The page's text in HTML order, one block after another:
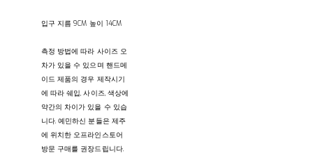
입구 지름 9CM 높이 14CM
측정 방법에 따라 사이즈 오
차가 있을 수 있으며 핸드메
이드 제품의 경우 제작시기
에 따라 쉐입, 사이즈, 색상에
약간의 차이가 있을 수 있습
니다. 예민하신 분들은 제주
에 위치한 오프라인스토어
방문 구매를 권장드립니다.